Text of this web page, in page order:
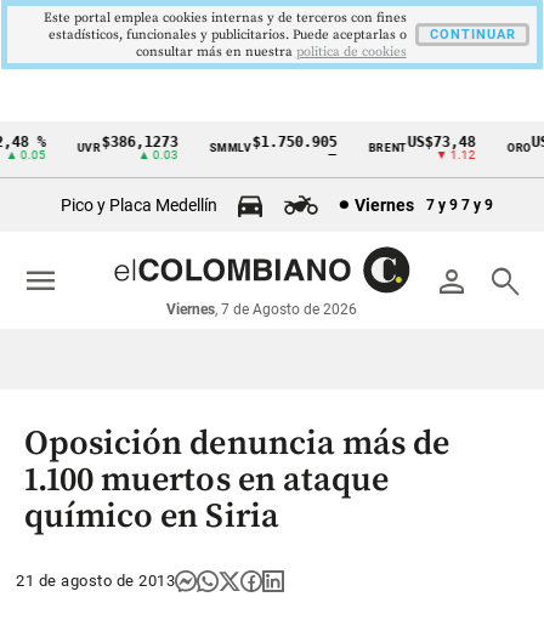
Cintillo
económicos
Colombia
%
0.05
UVR$386,1273
▲ 0.03
SMMLV$1.750.905 BRENTUS$73,48
▼ 1.12
ORO
Pico y Placa Medellín Viernes 7 y 9 7 y 9
person search
Viernes, 7 de Agosto de 2026
menu
Oposición denuncia más de
1.100 muertos en ataque
químico en Siria
21 de agosto de 2013
Este portal emplea cookies internas y de terceros con fines
estadísticos, funcionales y publicitarios. Puede aceptarlas o
consultar más en nuestra politica de cookies
CONTINUAR